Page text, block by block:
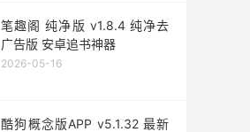
笔趣阁 纯净版 v1.8.4 纯净去
广告版 安卓追书神器
2026-05-16
酷狗概念版APP v5.1.32 最新